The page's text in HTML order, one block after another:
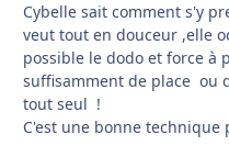
Cybelle sait comment s'y
veut tout en douceur ,elle
possible le dodo et force
suffisamment de place ou
tout seul !
C'est une bonne technique